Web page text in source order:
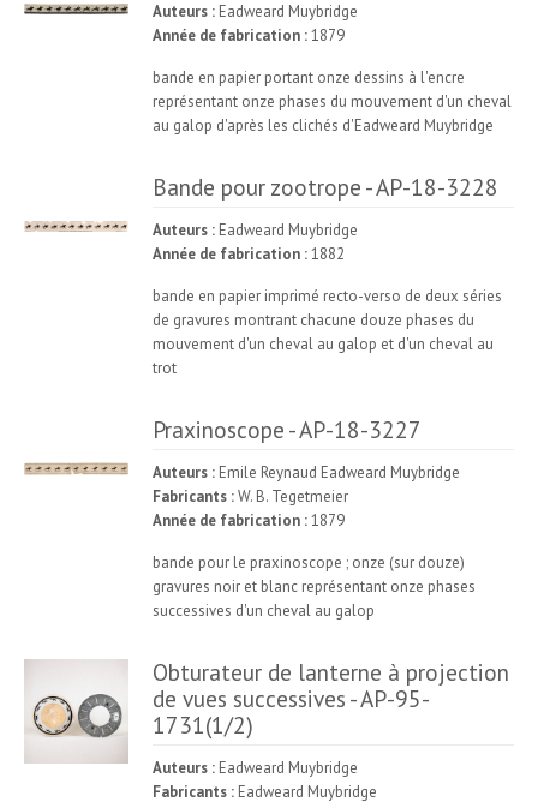
POUR
ZOOTROPE
Auteurs : Eadweard Muybridge
Année de fabrication :1879
bande en papier portant onze dessins à l'encre
représentant onze phases du mouvement d'un cheval
au galop d'après les clichés d'Eadweard Muybridge
BANDE
POUR
ZOOTROPE
Bande pour zootrope - AP-18-3228
Auteurs : Eadweard Muybridge
Année de fabrication :1882
bande en papier imprimé recto-verso de deux séries
de gravures montrant chacune douze phases du
mouvement d'un cheval au galop et d'un cheval au
trot
PRAXINOSCOPE
VOIR L'APPAREIL
Praxinoscope - AP-18-3227
Auteurs : Emile Reynaud Eadweard Muybridge
Fabricants :W. B. Tegetmeier
Année de fabrication :1879
bande pour le praxinoscope ; onze (sur douze)
gravures noir et blanc représentant onze phases
successives d'un cheval au galop
OBTURATEUR
DE LANTERNE
PROJECTION
DE VUES
SUCCESSIVES
Obturateur de lanterne à projection
de vues successives - AP-95-
1731(1/2)
Auteurs : Eadweard Muybridge
Fabricants : Eadweard Muybridge